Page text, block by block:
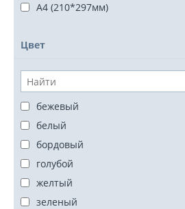
А4 (210*297мм)
Цвет
бежевый
белый
бордовый
голубой
желтый
зеленый